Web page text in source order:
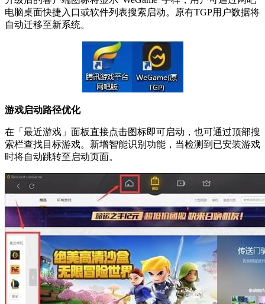
电脑桌面快捷入口或软件列表搜索启动。原有TGP用户数据将
自动迁移至新系统。
游戏启动路径优化
在「最近游戏」面板直接点击图标即可启动，也可通过顶部搜
索栏查找目标游戏。新增智能识别功能，当检测到已安装游戏
时将自动跳转至启动页面。